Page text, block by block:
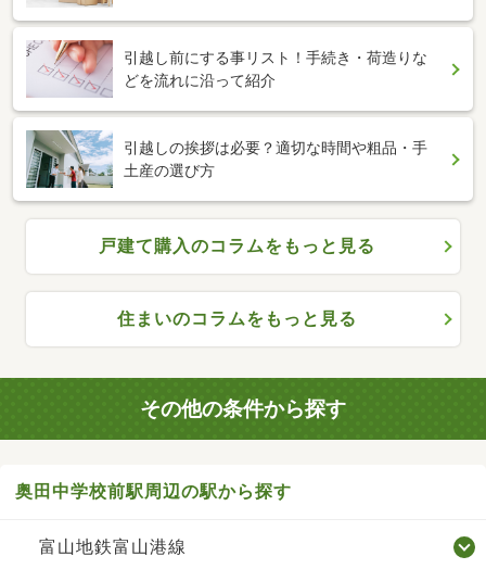
引越し前にする事リスト！手続き・荷造りな
どを流れに沿って紹介
引越しの挨拶は必要？適切な時間や粗品・手
土産の選び方
戸建て購入のコラムをもっと見る
住まいのコラムをもっと見る
その他の条件から探す
奥田中学校前駅周辺の駅から探す
富山地鉄富山港線